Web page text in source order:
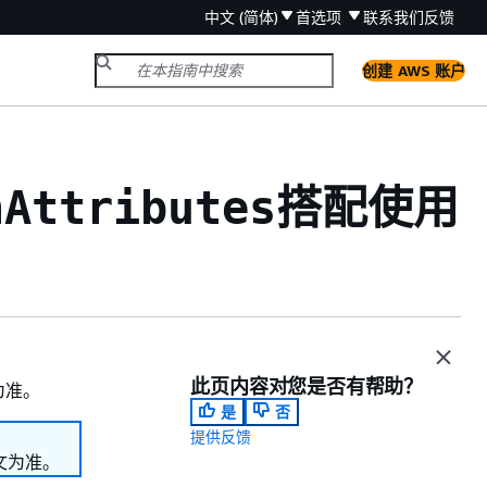
中文 (简体) 首选项 联系我们反馈
创建 AWS 账户
搭配使用
。
准。
此页内容对您是否有帮助？
是
否
提供反馈